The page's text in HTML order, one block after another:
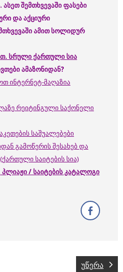
შემთხვევაში ფასები
და აქციური
ამით სოლიდურ
სრული ქართული სია
ამაზონიდან?
ინტერნეტ-მაღაზია
რეიტინგული საქონელი
საშუალებები
გამოწერის შესახებ და
საიტების სია)
პლიაჟი / საიტების კატალოგი
უწერა